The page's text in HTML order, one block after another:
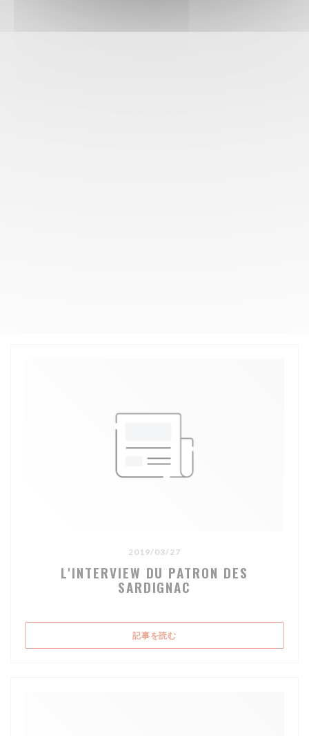
2019/03/27
L'INTERVIEW DU PATRON DES
SARDIGNAC
記事を読む((新しいウィンドウで開きます))